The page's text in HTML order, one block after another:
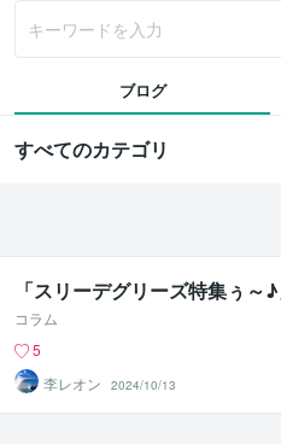
ブログ
すべてのカテゴリ
「スリーデグリーズ特集ぅ～♪
コラム
5
李レオン
2024/10/13